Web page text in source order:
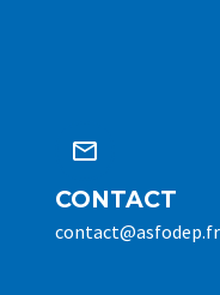


CONTACT
contact@asfodep.fr